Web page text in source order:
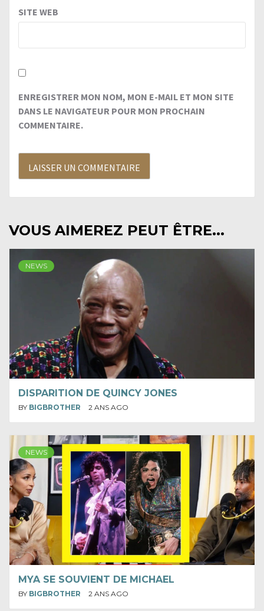
SITE WEB
ENREGISTRER MON NOM, MON E-MAIL ET MON SITE
DANS LE NAVIGATEUR POUR MON PROCHAIN
COMMENTAIRE.
VOUS AIMEREZ PEUT ÊTRE...
NEWS
DISPARITION DE QUINCY JONES
BY BIGBROTHER 2 ANS AGO
NEWS
MYA SE SOUVIENT DE MICHAEL
BY BIGBROTHER 2 ANS AGO